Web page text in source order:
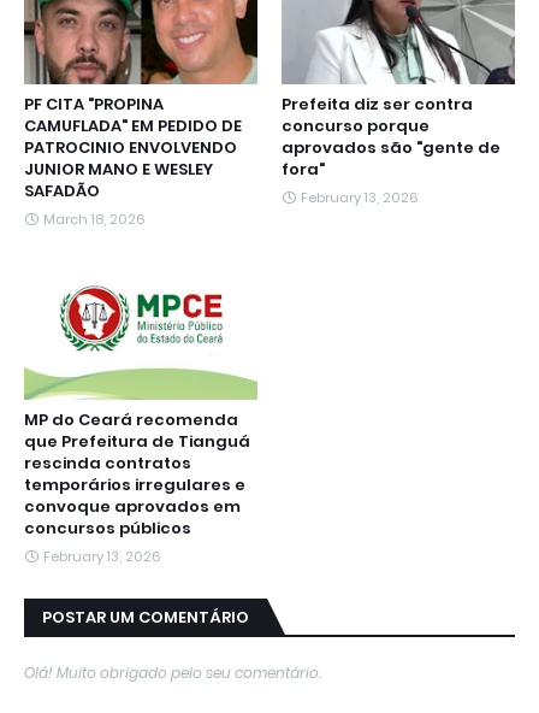
PF CITA "PROPINA
CAMUFLADA" EM PEDIDO DE
PATROCINIO ENVOLVENDO
JUNIOR MANO E WESLEY
SAFADÃO
March 18, 2026
Prefeita diz ser contra
concurso porque
aprovados são "gente de
fora"
February 13, 2026
MP do Ceará recomenda
que Prefeitura de Tianguá
rescinda contratos
temporários irregulares e
convoque aprovados em
concursos públicos
February 13, 2026
POSTAR UM COMENTÁRIO
Olá! Muito obrigado pelo seu comentário.